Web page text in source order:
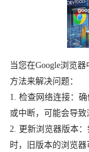
当您在Google浏览
方法来解决问题：
1. 检查网络连接：
或中断，可能会导致
2. 更新浏览器版本：
时，旧版本的浏览器